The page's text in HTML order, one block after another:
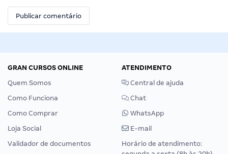
GRAN CURSOS ONLINE
Quem Somos
Como Funciona
Como Comprar
Loja Social
Validador de documentos
ATENDIMENTO
Central de ajuda
Chat
WhatsApp
E-mail
Horário de atendimento: